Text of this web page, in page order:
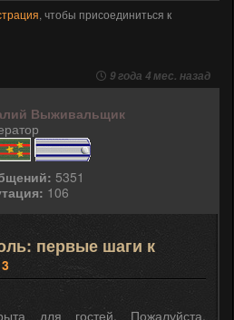
, чтобы присоединиться к
9 года 4 мес. назад
Выживальщик
5351
106
первые шаги к
для гостей. Пожалуйста,